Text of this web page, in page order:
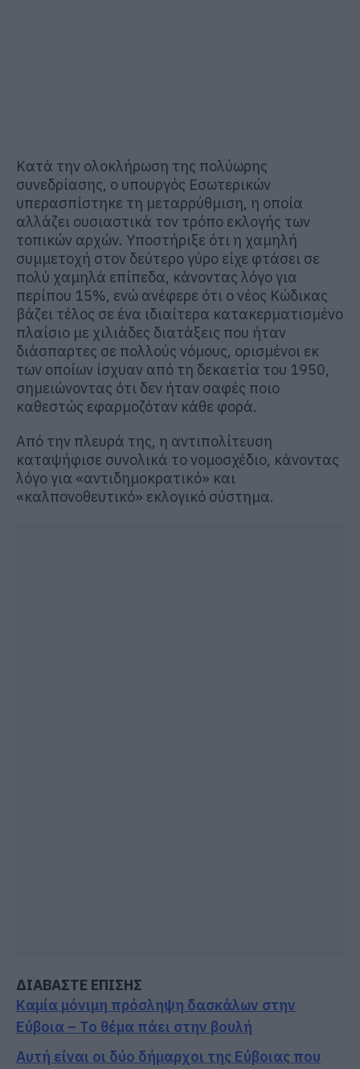
Κατά την ολοκλήρωση της πολύωρης
συνεδρίασης, ο υπουργός Εσωτερικών
υπερασπίστηκε τη μεταρρύθμιση, η οποία
αλλάζει ουσιαστικά τον τρόπο εκλογής των
τοπικών αρχών. Υποστήριξε ότι η χαμηλή
συμμετοχή στον δεύτερο γύρο είχε φτάσει σε
πολύ χαμηλά επίπεδα, κάνοντας λόγο για
περίπου 15%, ενώ ανέφερε ότι ο νέος Κώδικας
βάζει τέλος σε ένα ιδιαίτερα κατακερματισμένο
πλαίσιο με χιλιάδες διατάξεις που ήταν
διάσπαρτες σε πολλούς νόμους, ορισμένοι εκ
των οποίων ίσχυαν από τη δεκαετία του 1950,
σημειώνοντας ότι δεν ήταν σαφές ποιο
καθεστώς εφαρμοζόταν κάθε φορά.
Από την πλευρά της, η αντιπολίτευση
καταψήφισε συνολικά το νομοσχέδιο, κάνοντας
λόγο για «αντιδημοκρατικό» και
«καλπονοθευτικό» εκλογικό σύστημα.
ΔΙΑΒΑΣΤΕ ΕΠΙΣΗΣ
Καμία μόνιμη πρόσληψη δασκάλων στην
Εύβοια – Το θέμα πάει στην βουλή
Αυτή είναι οι δύο δήμαρχοι της Εύβοιας που